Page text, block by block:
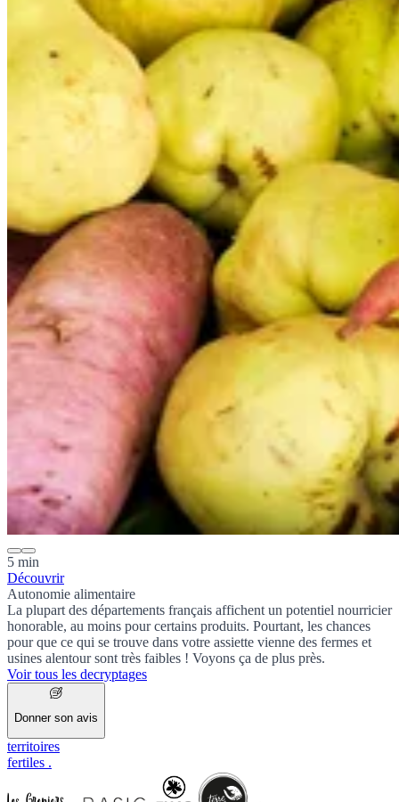
5 min
Découvrir
Autonomie alimentaire
La plupart des départements français affichent un potentiel nourricier
honorable, au moins pour certains produits. Pourtant, les chances
pour que ce qui se trouve dans votre assiette vienne des fermes et
usines alentour sont très faibles ! Voyons ça de plus près.
Voir tous les decryptages
Donner son avis
territoires
fertiles .